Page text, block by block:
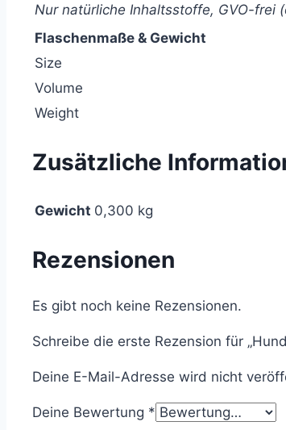
Nur natürliche Inhaltsstoffe, GVO-frei
Flaschenmaße & Gewicht
Size
Volume
Weight
Zusätzliche
Gewicht 0,300 kg
Rezensionen
Es gibt noch keine Rezensionen.
Schreibe die erste Rezension für
Deine E-Mail-Adresse wird nicht
Deine Bewertung *